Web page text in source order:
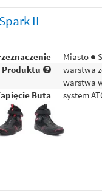
II
Miasto ●
Produktu
warstwa
warstwa
Buta
system